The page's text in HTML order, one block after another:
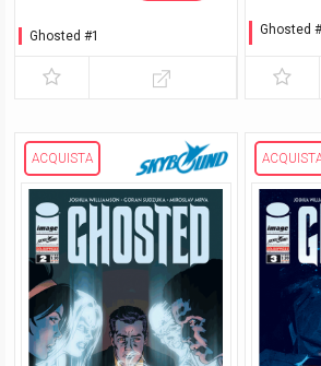
Ghosted #1 Ghosted
ACQUISTA